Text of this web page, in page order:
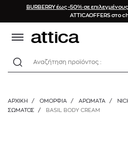
BURBERRY έως -50% σε
ATTICAOFFERS στο
Αναζήτηση προϊόντος :
ΑΡΧΙΚΉ / ΟΜΟΡΦΙΑ / ΑΡΩΜΑΤΑ /
ΣΏΜΑΤΟΣ
/ BASIL BODY CREAM